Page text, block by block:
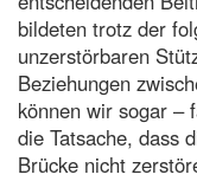
bildeten trotz der
unzerstörbaren
Beziehungen
können wir sogar –
die Tatsache, dass
Brücke nicht